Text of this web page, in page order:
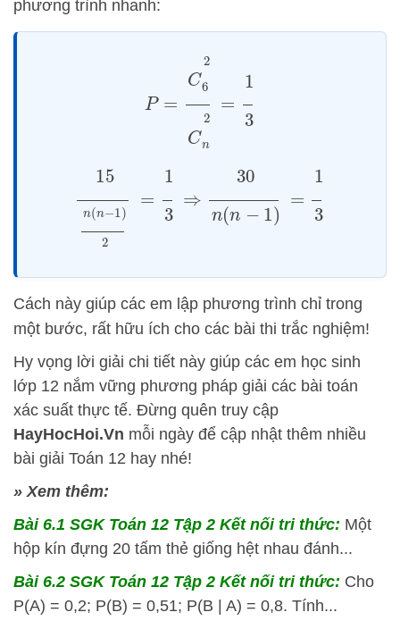
phương trình nhanh:
2C
15n( 2= n(n 3
Cách này giúp các em lập phương trình chỉ trong
một bước, rất hữu ích cho các bài thi trắc nghiệm!
Hy vọng lời giải chi tiết này giúp các em học sinh
lớp 12 nắm vững phương pháp giải các bài toán
xác suất thực tế. Đừng quên truy cập
HayHocHoi.Vn mỗi ngày để cập nhật thêm nhiều
bài giải Toán 12 hay nhé!
» Xem thêm:
Bài 6.1 SGKToán 12 Tập 2 Kết nối tri thức: Một
hộp kín đựng 20 tấm thẻ giống hệt nhau đánh...
Bài 6.2 SGKToán 12 Tập 2 Kết nối tri thức: Cho
P(A) = 0,2; P(B) = 0,51; P(B | A) = 0,8. Tính...